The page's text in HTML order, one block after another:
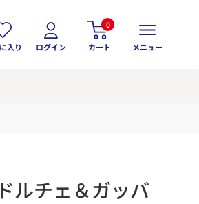
入り ログイン
0
カート メニュー
ルチェ＆ガッバ